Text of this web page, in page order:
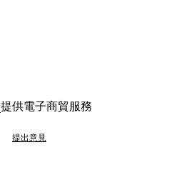
提供電子商貿服務
提出意見